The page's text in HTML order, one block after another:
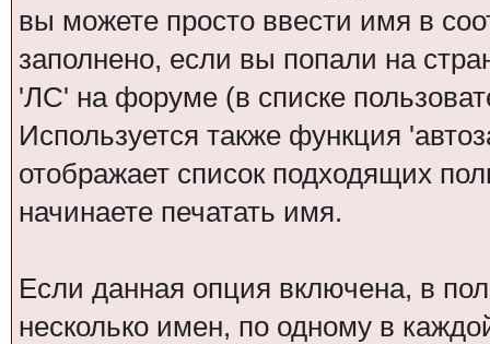
вы можете просто ввести имя в
заполнено, если вы попали на
'ЛС' на форуме (в списке
Используется также функция
отображает список подходящих
начинаете печатать имя.
Если данная опция включена, в
несколько имен, по одному в